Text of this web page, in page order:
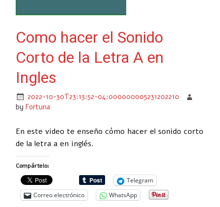
Como hacer el Sonido
Corto de la Letra A en
Ingles
2022-10-30T23:13:52-04:000000005231202210
by Fortuna
En este video te enseño cómo hacer el sonido corto
de la letra a en inglés.
Compártelo:
Telegram
Correo electrónico
WhatsApp